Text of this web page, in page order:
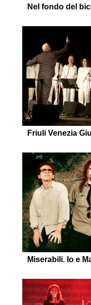
Nel fondo del
Friuli Venezia
Miserabili. Io e